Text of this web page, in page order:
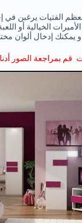
الفتيات يرغبن
الخيالية أو
يمكنك إدخال ألوان
قم بمراجعة الصور